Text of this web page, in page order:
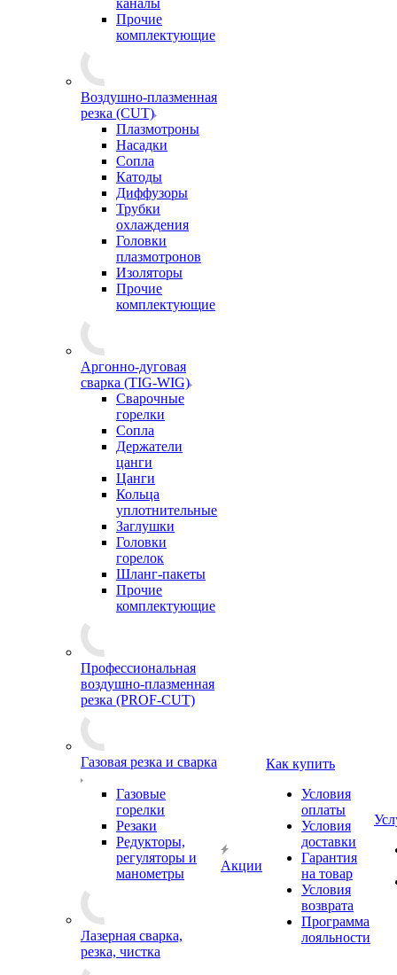
каналы
Прочие
комплектующие
Воздушно-плазменная
резка (CUT)
Плазмотроны
Насадки
Сопла
Катоды
Диффузоры
Трубки
охлаждения
Головки
плазмотронов
Изоляторы
Прочие
комплектующие
Аргонно-дуговая
сварка (TIG-WIG)
Сварочные
горелки
Сопла
Держатели
цанги
Цанги
Кольца
уплотнительные
Заглушки
Головки
горелок
Шланг-пакеты
Прочие
комплектующие
Профессиональная
воздушно-плазменная
резка (PROF-CUT)
Газовая резка и сварка
Газовые
горелки
Резаки
Редукторы,
регуляторы и
манометры
Лазерная сварка,
резка, чистка
Акции
Как купить
Условия
оплаты
Условия
доставки
Гарантия
на товар
Условия
возврата
Программа
лояльности